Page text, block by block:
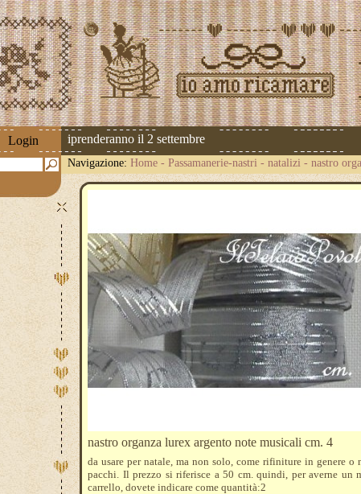
Login riprenderanno il 2 settembre
Navigazione: Home - Passamanerie-nastri - natalizi - nastro
nastro organza lurex argento note musicali cm. 4
da usare per natale, ma non solo, come rifiniture in genere o
pacchi. Il prezzo si riferisce a 50 cm. quindi, per averne un
carrello, dovete indicare come quantità:2